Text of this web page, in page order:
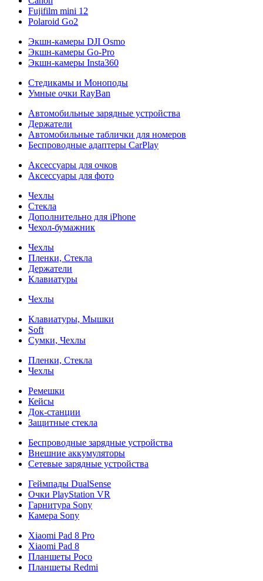
Fujifilm mini 12
Polaroid Go2
Экшн-камеры DJI Osmo
Экшн-камеры Go-Pro
Экшн-камеры Insta360
Стедикамы и Моноподы
Умные очки RayBan
Автомобильные зарядные устройства
Держатели
Автомобильные таблички для номеров
Беспроводные адаптеры CarPlay
Аксессуары для очков
Аксессуары для фото
Чехлы
Стекла
Дополнительно для iPhone
Чехол-бумажник
Чехлы
Пленки, Стекла
Держатели
Клавиатуры
Чехлы
Клавиатуры, Мышки
Soft
Сумки, Чехлы
Пленки, Стекла
Чехлы
Ремешки
Кейсы
Док-станции
Защитные стекла
Беспроводные зарядные устройства
Внешние аккумуляторы
Сетевые зарядные устройства
Геймпады DualSense
Очки PlayStation VR
Гарнитура Sony
Камера Sony
Xiaomi Pad 8 Pro
Xiaomi Pad 8
Планшеты Poco
Планшеты Redmi